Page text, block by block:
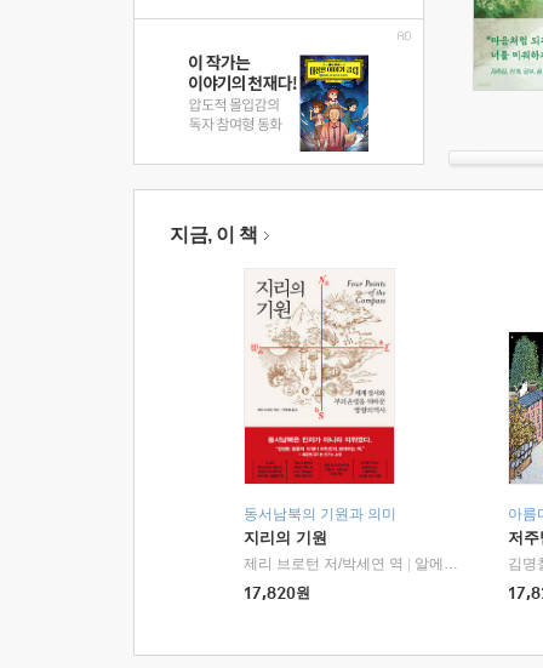
지금, 이 책
동서남북의 기원과 의미
지리의 기원
제리 브로턴 저/박세연 역
알에이치코리아(RHK)
17,820원
아름
저
김명